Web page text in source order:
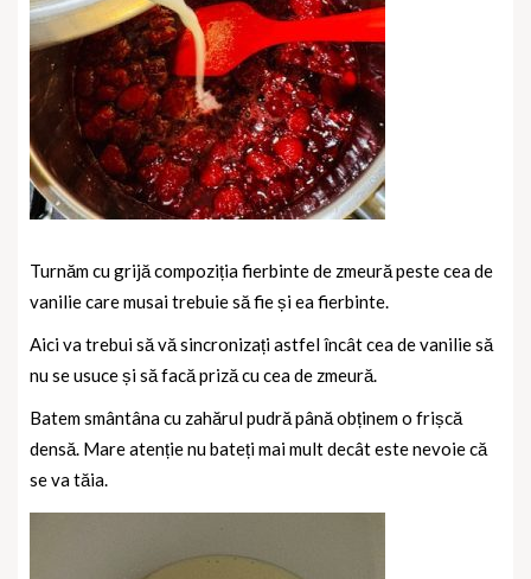
Turnăm cu grijă compoziția fierbinte de zmeură peste cea de
vanilie care musai trebuie să fie și ea fierbinte.
Aici va trebui să vă sincronizați astfel încât cea de vanilie să
nu se usuce și să facă priză cu cea de zmeură.
Batem smântâna cu zahărul pudră până obținem o frișcă
densă. Mare atenție nu bateți mai mult decât este nevoie că
se va tăia.